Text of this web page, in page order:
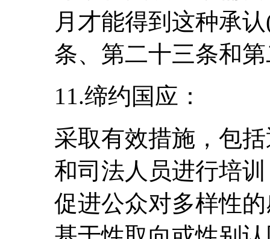
月才能得到这种承
条、第二十三条和
11.缔约国应：
采取有效措施，包
和司法人员进行培
促进公众对多样性